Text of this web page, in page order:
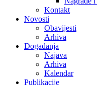
Kontakt
Novosti
Obavijesti
Arhiva
Događanja
Najava
Arhiva
Kalendar
Publikacije